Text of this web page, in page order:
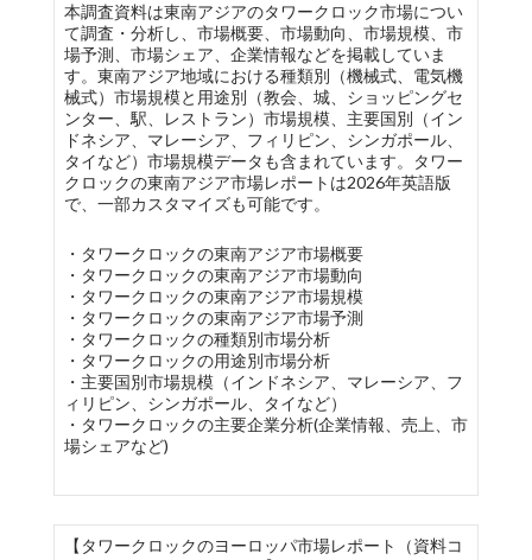
本調査資料は東南アジアのタワークロック市場につい
て調査・分析し、市場概要、市場動向、市場規模、市
場予測、市場シェア、企業情報などを掲載していま
す。東南アジア地域における種類別（機械式、電気機
械式）市場規模と用途別（教会、城、ショッピングセ
ンター、駅、レストラン）市場規模、主要国別（イン
ドネシア、マレーシア、フィリピン、シンガポール、
タイなど）市場規模データも含まれています。タワー
クロックの東南アジア市場レポートは2026年英語版
で、一部カスタマイズも可能です。
・タワークロックの東南アジア市場概要
・タワークロックの東南アジア市場動向
・タワークロックの東南アジア市場規模
・タワークロックの東南アジア市場予測
・タワークロックの種類別市場分析
・タワークロックの用途別市場分析
・主要国別市場規模（インドネシア、マレーシア、フ
ィリピン、シンガポール、タイなど）
・タワークロックの主要企業分析(企業情報、売上、市
場シェアなど)
【タワークロックのヨーロッパ市場レポート（資料コ